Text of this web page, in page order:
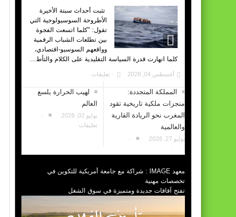
تثبت أحداث سبتة الأخيرة
الأطروحة السوسيولوجية التي
تقول: "كلما اتسعت الفجوة
بين تطلعات الشباب الرقمية
وواقعهم السوسيو-اقتصادي،
كلما انهارت قدرة السياسة التقليدية على الكلام والتأط...
أغسطس 04, 2026 ٠ تعليقات
المملكة المتجددة:
منجزات ملكية تاريخية تقود
المغرب نحو الريادة القارية
والعالمية
يوليو 27, 2026
٠
تعليقات
لهيب الحرارة يلسع
العالم
يوليو 02, 2026
٠
تعليقات
معهد IMAGE : شراكة مع جامعة أمريكية للتكوين في
تخصصات مهنية
تفتح آفاقات جديدة ومتميزة في سوق الشغل